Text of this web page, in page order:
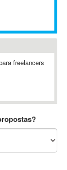
freelancers